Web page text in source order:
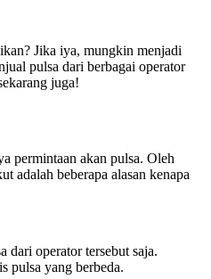
Jika iya, mungkin menjadi
pulsa dari berbagai operator
juga!
permintaan akan pulsa. Oleh
adalah beberapa alasan kenapa
dari operator tersebut saja.
pulsa yang berbeda.